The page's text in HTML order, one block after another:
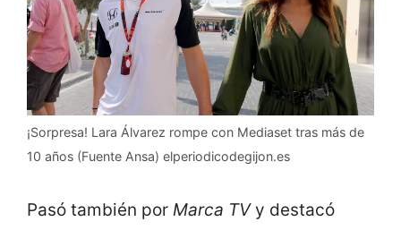
¡Sorpresa! Lara Álvarez rompe con Mediaset tras más de
10 años (Fuente Ansa) elperiodicodegijon.es
Pasó también por Marca TVy destacó